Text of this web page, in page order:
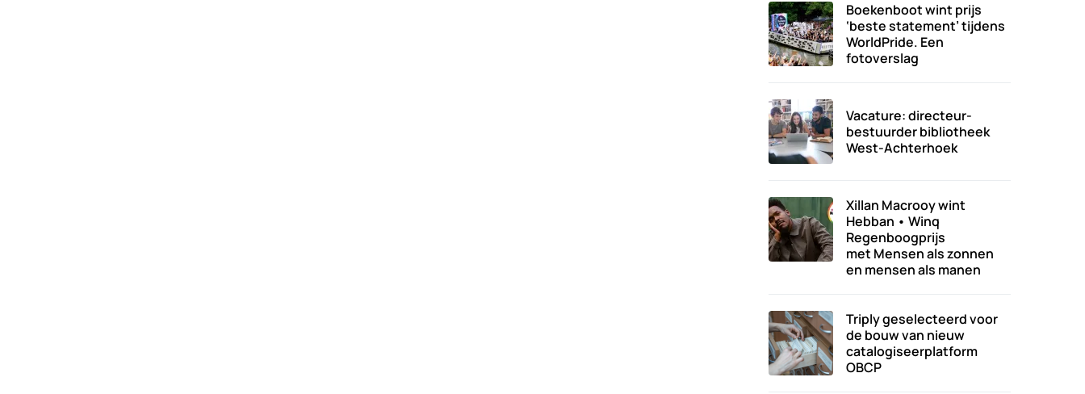
Boekenboot wint prijs
‘beste statement’ tijdens
WorldPride. Een
fotoverslag
Vacature: directeur-
bestuurder bibliotheek
West-Achterhoek
Xillan Macrooy wint
Hebban • Winq
Regenboogprijs
met Mensen als zonnen
en mensen als manen
Triply geselecteerd voor
de bouw van nieuw
catalogiseerplatform
OBCP